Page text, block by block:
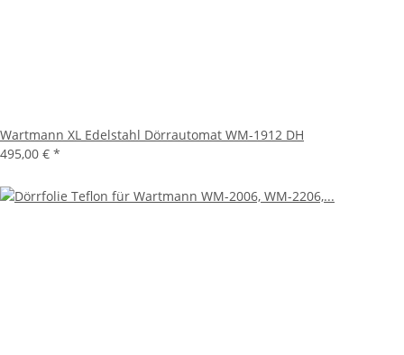
Wartmann XL Edelstahl Dörrautomat WM-1912 DH
495,00 € *